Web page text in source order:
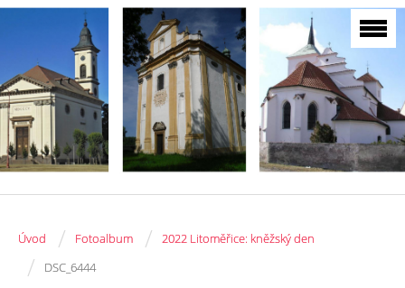
Úvod / Fotoalbum / 2022 Litoměřice: kněžský den
/ DSC_6444